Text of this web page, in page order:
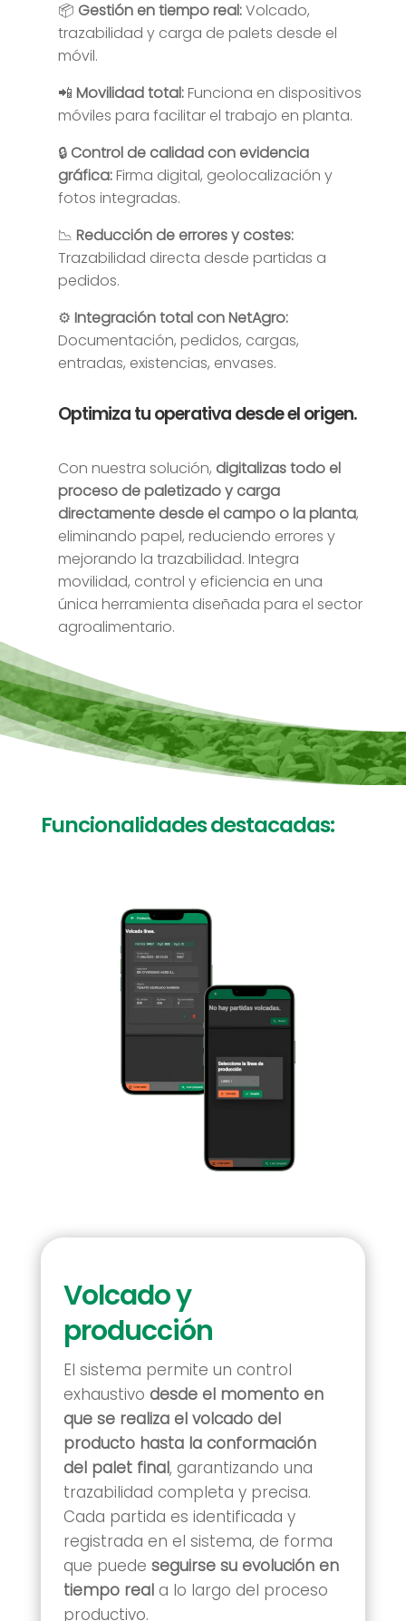
📦 Gestión en tiempo real:Volcado,
trazabilidad y carga de palets desde el
móvil.
📲 Movilidad total:Funciona en dispositivos
móviles para facilitar el trabajo en planta.
🔒 Control de calidad con evidencia
gráfica:Firma digital, geolocalización y
fotos integradas.
📉 Reducción de errores y costes:
Trazabilidad directa desde partidas a
pedidos.
⚙️ Integración total con NetAgro:
Documentación, pedidos, cargas,
entradas, existencias, envases.
Optimiza tu operativa desde el origen.
Con nuestra solución, digitalizas todo el
proceso de paletizado y carga
directamente desde el campo o la planta,
eliminando papel, reduciendo errores y
mejorando la trazabilidad. Integra
movilidad, control y eficiencia en una
única herramienta diseñada para el sector
agroalimentario.
Funcionalidadesdestacadas:
Volcado y
producción
El sistema permite un control
exhaustivo desde el momento en
que se realiza el volcado del
producto hasta la conformación
del palet final, garantizando una
trazabilidad completa y precisa.
Cada partida es identificada y
registrada en el sistema, de forma
que puede seguirse su evolución en
tiempo reala lo largo del proceso
productivo.